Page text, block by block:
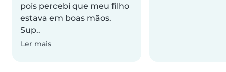
pois percebi que meu filho
estava em boas mãos.
Sup..
Ler mais